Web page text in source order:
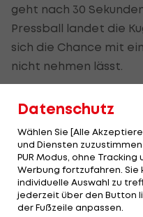
geht nach 30
Pressball landet die
sich die Chance mit
nicht nehmen lässt.
aber gut und es
Die Entscheidung fällt
Maximilian
eigenen Sechzehner
Goalie Alexander
Schwede hält somit
Datenschutz
Wählen Sie [Alle
und Diensten zuzustimmen
PUR Modus, ohne Tracking
Werbung fortzufahren.
individuelle Auswahl zu
jederzeit über den Button
der Fußzeile anpassen.